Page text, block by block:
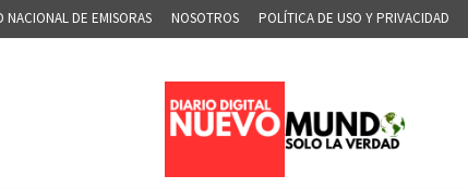
NACIONAL DE EMISORAS NOSOTROS POLÍTICA DE USO Y PRIVACIDAD